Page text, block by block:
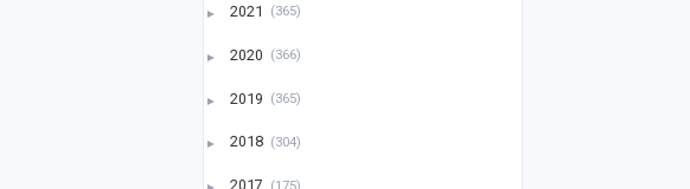
► 2021 (365)
► 2020 (366)
► 2019 (365)
► 2018 (304)
2017 (175)